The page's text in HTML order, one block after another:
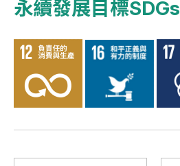
永續發展目標SDGs